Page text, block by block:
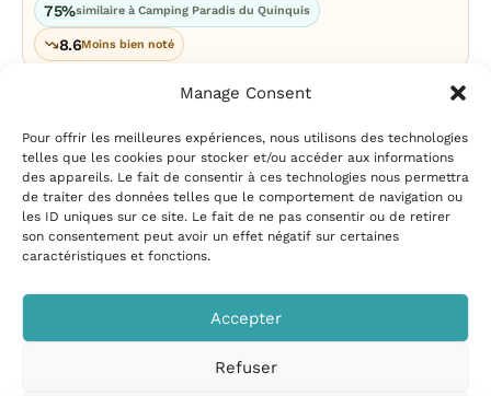
Manage Consent
Pour offrir les meilleures expériences, nous utilisons des technologies
telles que les cookies pour stocker et/ou accéder aux informations
des appareils. Le fait de consentir à ces technologies nous permettra
de traiter des données telles que le comportement de navigation ou
les ID uniques sur ce site. Le fait de ne pas consentir ou de retirer
son consentement peut avoir un effet négatif sur certaines
caractéristiques et fonctions.
Accepter
Refuser
75%similaire à Camping Paradis du Quinquis
8.6Moins bien noté
Mentions légales|Politique
de confidentialité
suggestions|Politique de
cookies